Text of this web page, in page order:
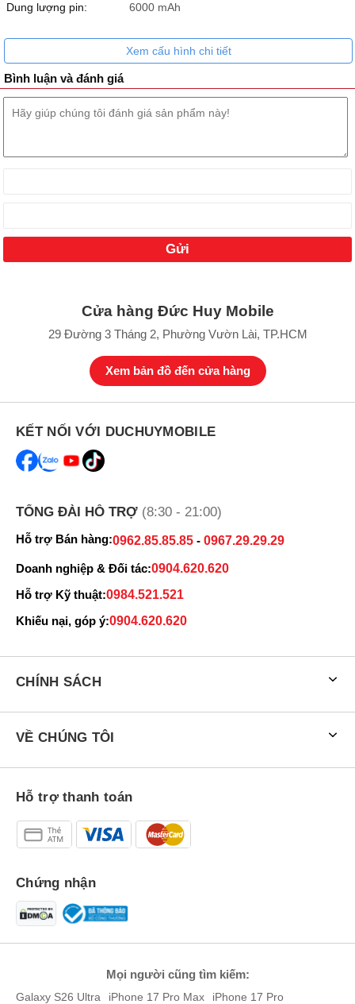
Dung lượng pin: 6000 mAh
Xem cấu hình chi tiết
Bình luận và đánh giá
Cửa hàng Đức Huy Mobile
29 Đường 3 Tháng 2, Phường Vườn Lài, TP.HCM
Xem bản đồ đến cửa hàng
KẾT NỐI VỚI DUCHUYMOBILE
TỔNG ĐÀI HỖ TRỢ (8:30 - 21:00)
Hỗ trợ Bán hàng:0962.85.85.85 - 0967.29.29.29
Doanh nghiệp & Đối tác:0904.620.620
Hỗ trợ Kỹ thuật:0984.521.521
Khiếu nại, góp ý:0904.620.620
CHÍNH SÁCH
VỀ CHÚNG TÔI
Hỗ trợ thanh toán
Chứng nhận
Mọi người cũng tìm kiếm:
Galaxy S26 Ultra iPhone 17 Pro Max iPhone 17 Pro